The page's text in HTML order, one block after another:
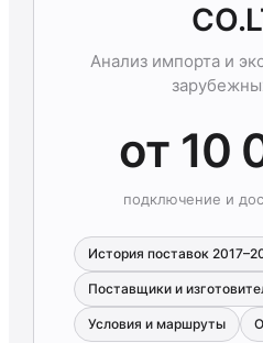
Анализ импорта и
от 10
подключение и
История поставок
Поставщики и
Условия и маршруты